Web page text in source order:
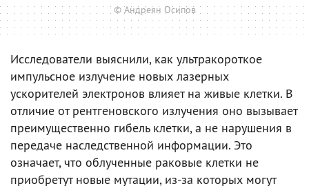
© Андреян Осипов
Исследователи выяснили, как ультракороткое
импульсное излучение новых лазерных
ускорителей электронов влияет на живые клетки. В
отличие от рентгеновского излучения оно вызывает
преимущественно гибель клетки, а не нарушения в
передаче наследственной информации. Это
означает, что облученные раковые клетки не
приобретут новые мутации, из-за которых могут